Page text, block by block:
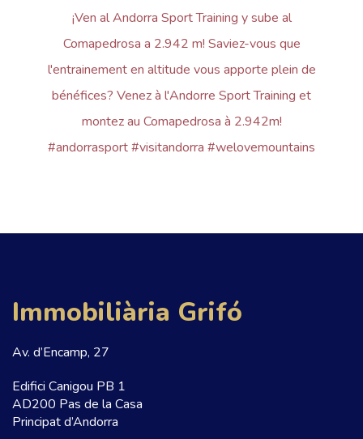
Immobiliària Grifó
Av. d’Encamp, 27
Edifici Canigou PB 1
AD200 Pas de la Casa
Principat d’Andorra